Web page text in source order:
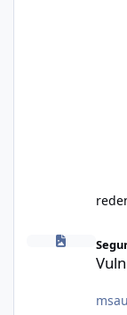
Vulnerabilidade no